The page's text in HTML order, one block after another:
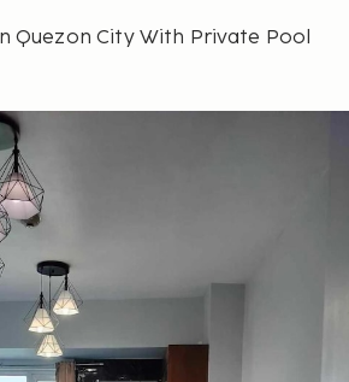
Quezon City With Private Pool